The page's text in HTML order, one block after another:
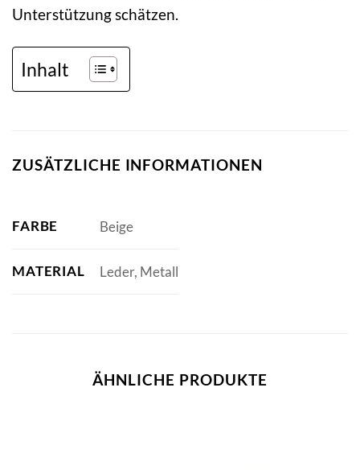
Unterstützung schätzen.
Inhalt
ZUSÄTZLICHE INFORMATIONEN
FARBE Beige
MATERIAL Leder, Metall
ÄHNLICHE PRODUKTE